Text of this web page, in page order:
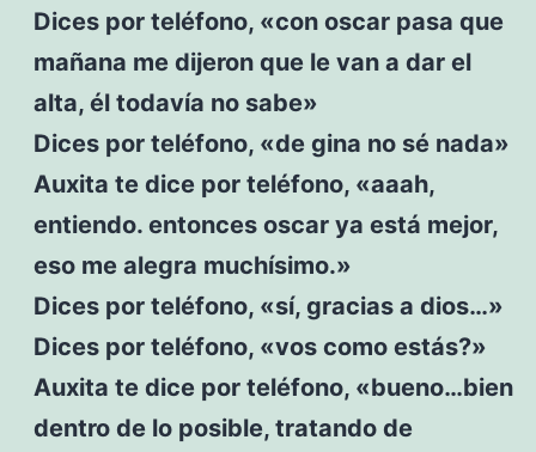
Dices por teléfono, «con oscar pasa que
mañana me dijeron que le van a dar el
alta, él todavía no sabe»
Dices por teléfono, «de gina no sé nada»
Auxita te dice por teléfono, «aaah,
entiendo. entonces oscar ya está mejor,
eso me alegra muchísimo.»
Dices por teléfono, «sí, gracias a dios…»
Dices por teléfono, «vos como estás?»
Auxita te dice por teléfono, «bueno…bien
dentro de lo posible, tratando de